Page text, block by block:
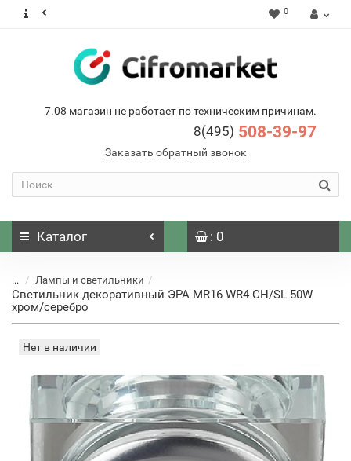
0
7.08 магазин не работает по техническим причинам.
8(495) 508-39-97
Заказать обратный звонок
Каталог : 0
... Лампы и светильники
Светильник декоративный ЭРА MR16 WR4 CH/SL 50W
хром/серебро
Нет в наличии